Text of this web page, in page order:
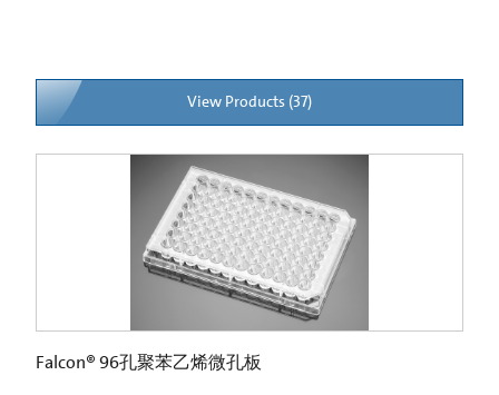
View Products (37)
Falcon® 96孔聚苯乙烯微孔板